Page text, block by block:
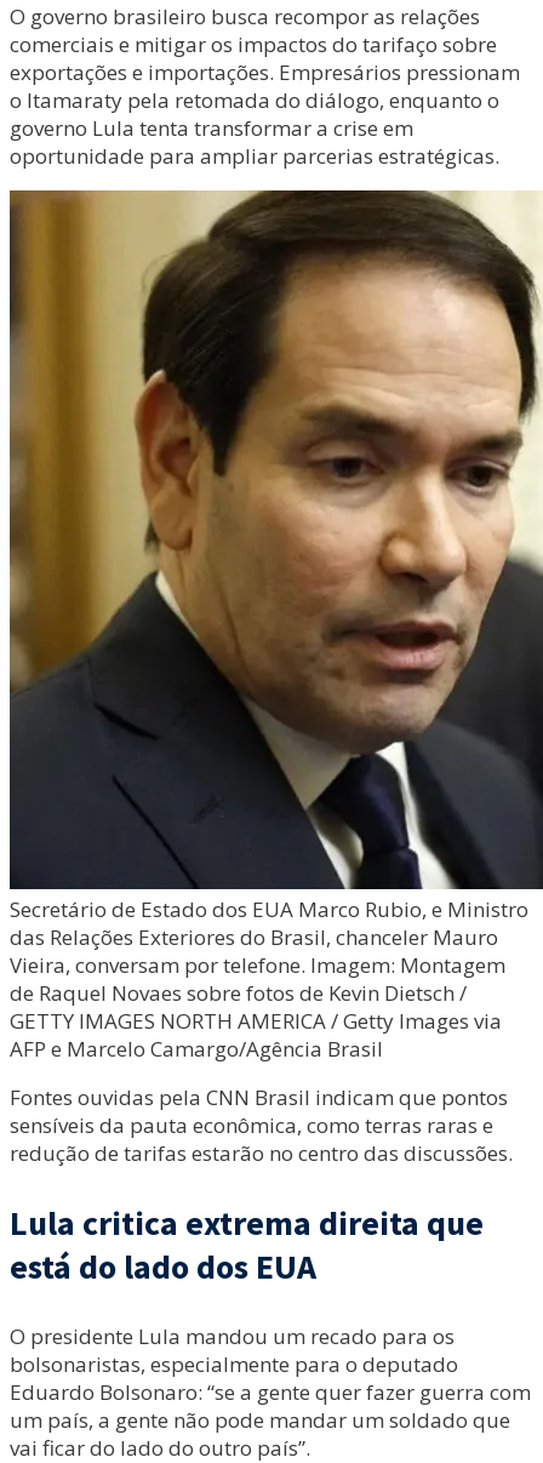
O governo brasileiro busca recompor as relações
comerciais e mitigar os impactos do tarifaço sobre
exportações e importações. Empresários pressionam
o Itamaraty pela retomada do diálogo, enquanto o
governo Lula tenta transformar a crise em
oportunidade para ampliar parcerias estratégicas.
Secretário de Estado dos EUA Marco Rubio, e Ministro
das Relações Exteriores do Brasil, chanceler Mauro
Vieira, conversam por telefone. Imagem: Montagem
de Raquel Novaes sobre fotos de Kevin Dietsch /
GETTY IMAGES NORTH AMERICA / Getty Images via
AFP e Marcelo Camargo/Agência Brasil
Fontes ouvidas pela CNN Brasil indicam que pontos
sensíveis da pauta econômica, como terras raras e
redução de tarifas estarão no centro das discussões.
Lula critica extrema direita que
está do lado dos EUA
O presidente Lula mandou um recado para os
bolsonaristas, especialmente para o deputado
Eduardo Bolsonaro: “se a gente quer fazer guerra com
um país, a gente não pode mandar um soldado que
vai ficar do lado do outro país”.